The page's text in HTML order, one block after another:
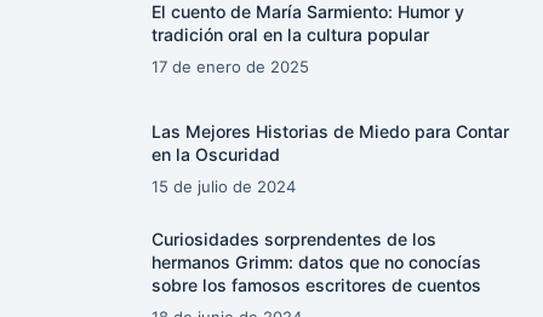
El cuento de María Sarmiento: Humor y
tradición oral en la cultura popular
17 de enero de 2025
Las Mejores Historias de Miedo para Contar
en la Oscuridad
15 de julio de 2024
Curiosidades sorprendentes de los
hermanos Grimm: datos que no conocías
sobre los famosos escritores de cuentos